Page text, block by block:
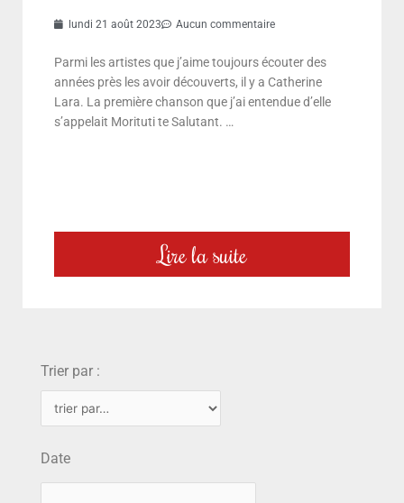
lundi 21 août 2023 Aucun commentaire
Parmi les artistes que j’aime toujours écouter des
années près les avoir découverts, il y a Catherine
Lara. La première chanson que j’ai entendue d’elle
s’appelait Morituti te Salutant. …
Lire la suite
Trier par :
Date